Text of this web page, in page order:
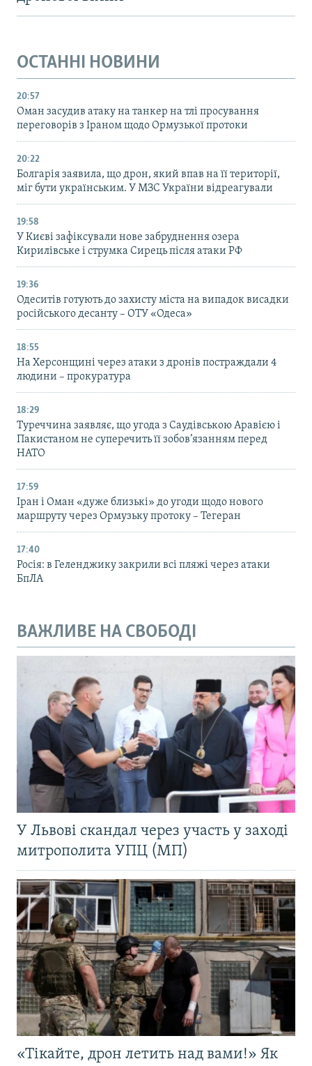
ОСТАННІ НОВИНИ
20:57
Оман засудив атаку на танкер на тлі просування
переговорів з Іраном щодо Ормузької протоки
20:22
Болгарія заявила, що дрон, який впав на її території,
міг бути українським. У МЗС України відреагували
19:58
У Києві зафіксували нове забруднення озера
Кирилівське і струмка Сирець після атаки РФ
19:36
Одеситів готують до захисту міста на випадок висадки
російського десанту – ОТУ «Одеса»
18:55
На Херсонщині через атаки з дронів постраждали 4
людини – прокуратура
18:29
Туреччина заявляє, що угода з Саудівською Аравією і
Пакистаном не суперечить її зобов’язанням перед
НАТО
17:59
Іран і Оман «дуже близькі» до угоди щодо нового
маршруту через Ормузьку протоку – Тегеран
17:40
Росія: в Геленджику закрили всі пляжі через атаки
БпЛА
ВАЖЛИВЕ НА СВОБОДІ
У Львові скандал через участь у заході
митрополита УПЦ (МП)
«Тікайте, дрон летить над вами!» Як